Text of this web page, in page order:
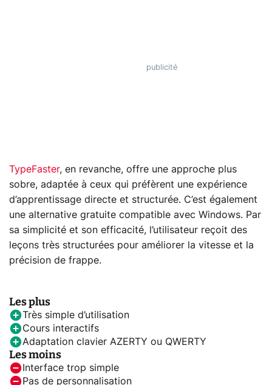
TypeFaster, en revanche, offre une approche plus
sobre, adaptée à ceux qui préfèrent une expérience
d’apprentissage directe et structurée. C’est également
une alternative gratuite compatible avec Windows. Par
sa simplicité et son efficacité, l’utilisateur reçoit des
leçons très structurées pour améliorer la vitesse et la
précision de frappe.
Les plus
Très simple d’utilisation
Cours interactifs
Adaptation clavier AZERTY ou QWERTY
Les moins
Interface trop simple
Pas de personnalisation